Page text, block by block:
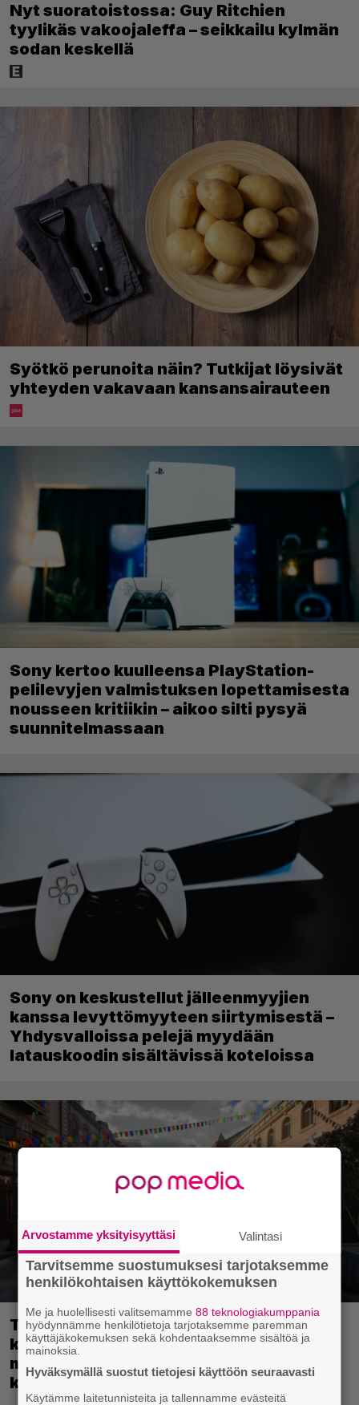
Nyt suoratoistossa: Guy Ritchien
tyylikäs vakoojaleffa – seikkailu kylmän
sodan keskellä
Syötkö perunoita näin? Tutkijat löysivät
yhteyden vakavaan kansansairauteen
Sony kertoo kuulleensa PlayStation-
pelilevyjen valmistuksen lopettamisesta
nousseen kritiikin – aikoo silti pysyä
suunnitelmassaan
Sony on keskustellut jälleenmyyjien
kanssa levyttömyyteen siirtymisestä –
Yhdysvalloissa pelejä myydään
latauskoodin sisältävissä koteloissa
Tulevassa ajopelissä voi kokea
kyytipalveluyrittäjän arjen – jokaisella
matkustajalla on oma hulvaton,
koskettava tai outo tarinansa
Arvostamme yksityisyyttäsi Valintasi
Tarvitsemme suostumuksesi tarjotaksemme
henkilökohtaisen käyttökokemuksen
Me ja huolellisesti valitsemamme88 teknologiakumppania
hyödynnämme henkilötietoja tarjotaksemme paremman
käyttäjäkokemuksen sekä kohdentaaksemme sisältöä ja
mainoksia.
Hyväksymällä suostut tietojesi käyttöön seuraavasti
Käytämme laitetunnisteita ja tallennamme evästeitä